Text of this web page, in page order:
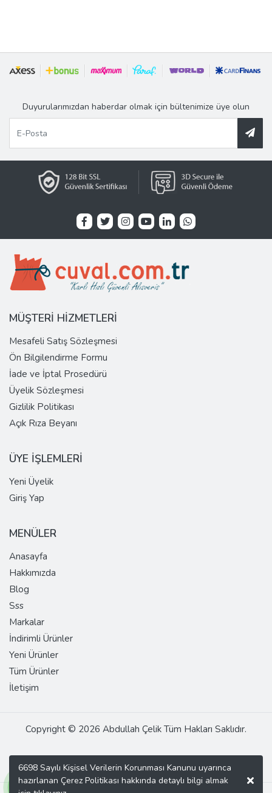
Duyurularımızdan haberdar olmak için bültenimize üye olun
MÜŞTERİ HİZMETLERİ
Mesafeli Satış Sözleşmesi
Ön Bilgilendirme Formu
İade ve İptal Prosedürü
Üyelik Sözleşmesi
Gizlilik Politikası
Açık Rıza Beyanı
ÜYE İŞLEMLERİ
Yeni Üyelik
Giriş Yap
MENÜLER
Anasayfa
Hakkımızda
Blog
Sss
Markalar
İndirimli Ürünler
Yeni Ürünler
Tüm Ürünler
İletişim
Copyright © 2026 Abdullah Çelik Tüm Hakları Saklıdır.
6698 Sayılı Kişisel Verilerin Korunması Kanunu uyarınca
hazırlanan Çerez Politikası hakkında detaylı bilgi almak